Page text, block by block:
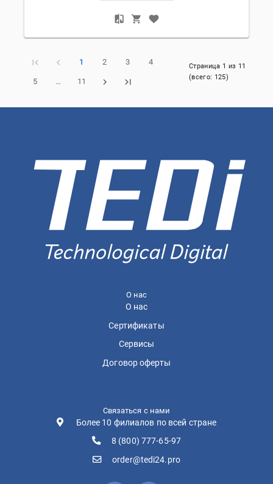
1 2 3 4
5 … 11
Страница 1 из 11
(всего: 125)
О нас
О нас
Сертификаты
Сервисы
Договор оферты
Связаться с нами
Более 10 филиалов по всей стране
8 (800) 777-65-97
order@tedi24.pro